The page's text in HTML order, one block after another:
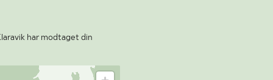
har modtaget din